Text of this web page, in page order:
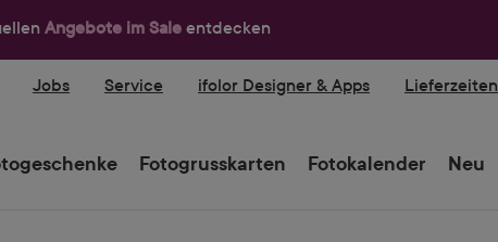
Angebote im Sale entdecken
Jobs Service ifolor Designer & Apps Lieferzeiten
Fotogrusskarten Fotokalender Neu